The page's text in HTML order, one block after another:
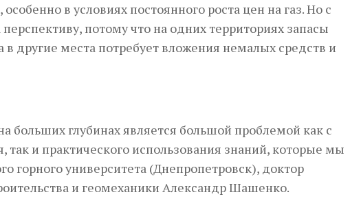
в условиях постоянного роста цен на газ. Но с
потому что на одних территориях запасы
другие места потребует вложения немалых средств и
больших глубинах является большой проблемой как с
так и практического использования знаний, которые мы
горного университета (Днепропетровск), доктор
и геомеханики Александр Шашенко.